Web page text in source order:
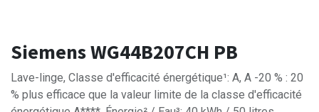
Siemens WG44B207CH PB
Lave-linge, Classe d'efficacité énergétique¹: A, A -20 % : 20
% plus efficace que la valeur limite de la classe d'efficacité